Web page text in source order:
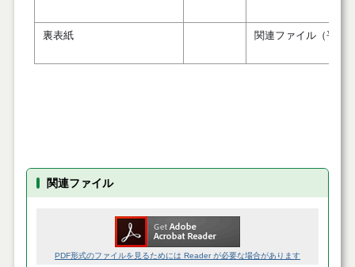
裏表紙 関連ファイル（平成
関連ファイル
PDF形式のファイルを見るためには Reader が必要な場合があります